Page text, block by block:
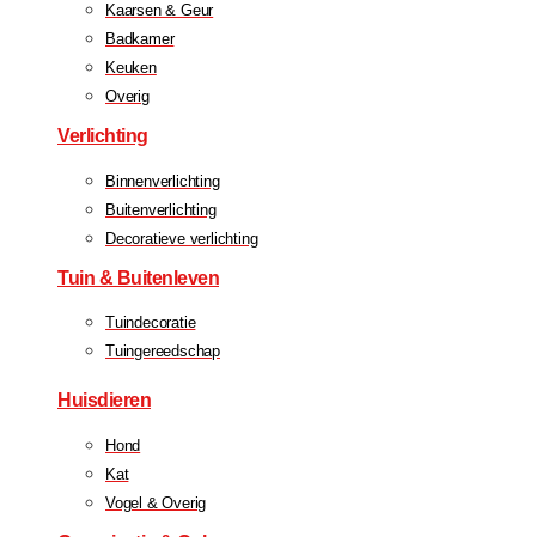
Kaarsen & Geur
Badkamer
Keuken
Overig
Verlichting
Binnenverlichting
Buitenverlichting
Decoratieve verlichting
Tuin & Buitenleven
Tuindecoratie
Tuingereedschap
Huisdieren
Hond
Kat
Vogel & Overig